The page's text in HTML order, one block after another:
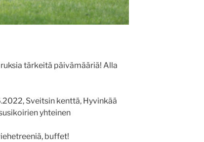
tärkeitä päivämääriä! Alla
Sveitsin kenttä, Hyvinkää
yhteinen
buffet!